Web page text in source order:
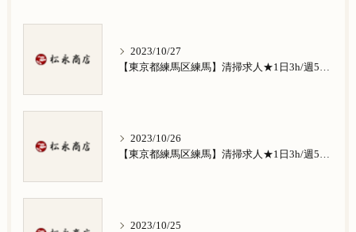
2023/10/27
【東京都練馬区練馬】清掃求人★1日3h/週5日/祝日お休み★谷原在住の方歓迎
2023/10/26
【東京都練馬区練馬】清掃求人★1日3h/週5日/祝日お休み★南田中在住の方歓迎
2023/10/25